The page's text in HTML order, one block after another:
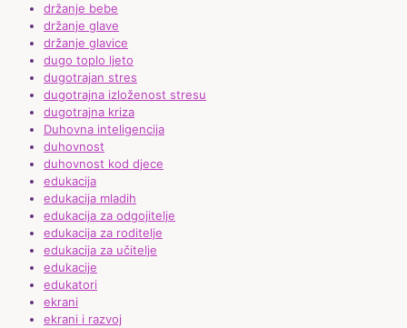
držanje bebe
držanje glave
držanje glavice
dugo toplo ljeto
dugotrajan stres
dugotrajna izloženost stresu
dugotrajna kriza
Duhovna inteligencija
duhovnost
duhovnost kod djece
edukacija
edukacija mladih
edukacija za odgojitelje
edukacija za roditelje
edukacija za učitelje
edukacije
edukatori
ekrani
ekrani i razvoj